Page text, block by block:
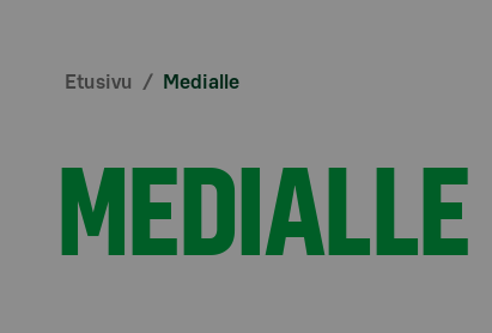
Etusivu Medialle
MEDIALLE